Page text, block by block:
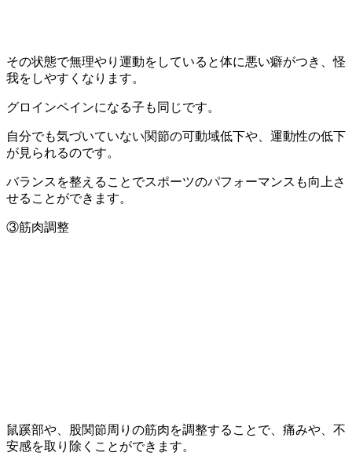
その状態で無理やり運動をしていると体に悪い癖がつき、怪
我をしやすくなります。
グロインペインになる子も同じです。
自分でも気づいていない関節の可動域低下や、運動性の低下
が見られるのです。
バランスを整えることでスポーツのパフォーマンスも向上さ
せることができます。
③筋肉調整
鼠蹊部や、股関節周りの筋肉を調整することで、痛みや、不
安感を取り除くことができます。